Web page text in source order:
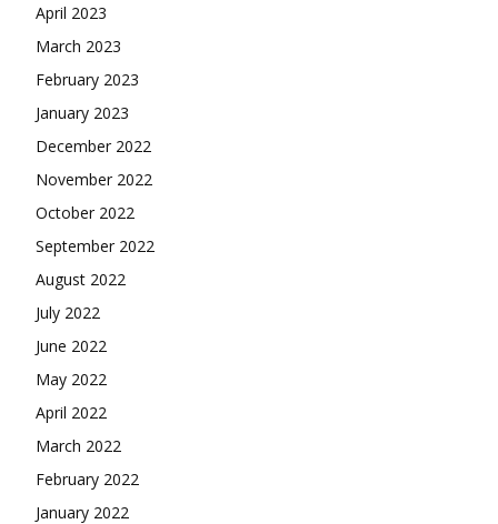
April 2023
March 2023
February 2023
January 2023
December 2022
November 2022
October 2022
September 2022
August 2022
July 2022
June 2022
May 2022
April 2022
March 2022
February 2022
January 2022